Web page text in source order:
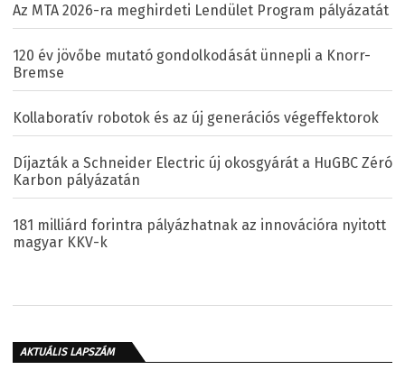
Az MTA 2026-ra meghirdeti Lendület Program pályázatát
120 év jövőbe mutató gondolkodását ünnepli a Knorr-
Bremse
Kollaboratív robotok és az új generációs végeffektorok
Díjazták a Schneider Electric új okosgyárát a HuGBC Zéró
Karbon pályázatán
181 milliárd forintra pályázhatnak az innovációra nyitott
magyar KKV-k
AKTUÁLIS LAPSZÁM